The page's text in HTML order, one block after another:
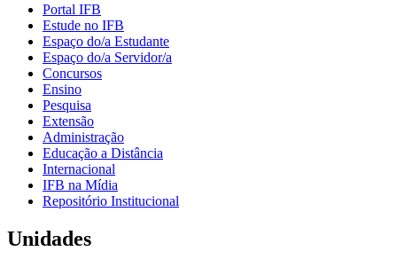
Portal IFB
Estude no IFB
Espaço do/a Estudante
Espaço do/a Servidor/a
Concursos
Ensino
Pesquisa
Extensão
Administração
Educação a Distância
Internacional
IFB na Mídia
Repositório Institucional
Unidades